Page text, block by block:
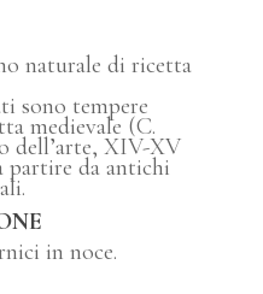
naturale di ricetta
sono tempere
medievale (C.
dell’arte, XIV-XV
partire da antichi
in noce.